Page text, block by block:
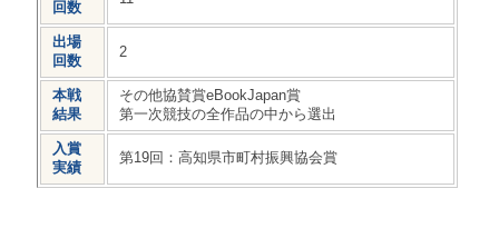
回数
出場
回数
2
本戦
結果
その他協賛賞eBookJapan賞
第一次競技の全作品の中から選出
入賞
実績
第19回：高知県市町村振興協会賞